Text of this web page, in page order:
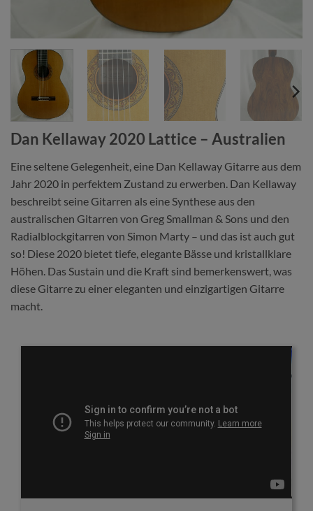
Dan Kellaway 2020 Lattice – Australien
Eine seltene Gelegenheit, eine Dan Kellaway Gitarre aus dem
Jahr 2020 in perfektem Zustand zu erwerben. Dan Kellaway
beschreibt seine Gitarren als eine Synthese aus den
australischen Gitarren von Greg Smallman & Sons und den
Radialblockgitarren von Simon Marty – und das ist auch gut
so! Diese 2020 bietet tiefe, elegante Bässe und kristallklare
Höhen. Das Sustain und die Kraft sind bemerkenswert, was
diese Gitarre zu einer eleganten und einzigartigen Gitarre
macht.